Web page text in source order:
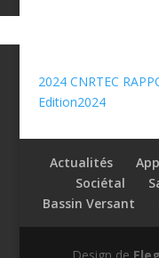
2024 CNRTEC
Edition2024
Actualités
Sociétal
Bassin Versant
Design de